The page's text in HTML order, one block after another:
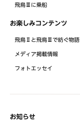
飛鳥Ⅲに乗船
お楽しみコンテンツ
飛鳥Ⅱと飛鳥Ⅲで紡ぐ物語
メディア掲載情報
フォトエッセイ
お知らせ